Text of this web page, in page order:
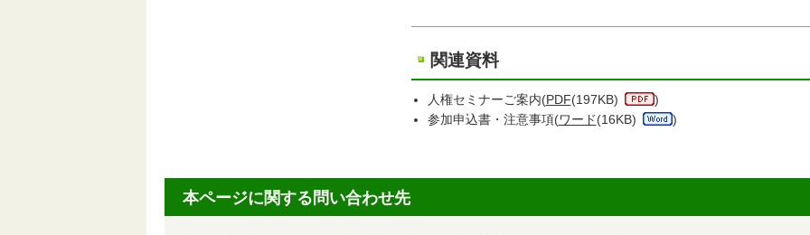
関連資料
人権セミナーご案内(PDF(197KB)
)
参加申込書・注意事項(ワード(16KB) )
本ページに関する問い合わせ先